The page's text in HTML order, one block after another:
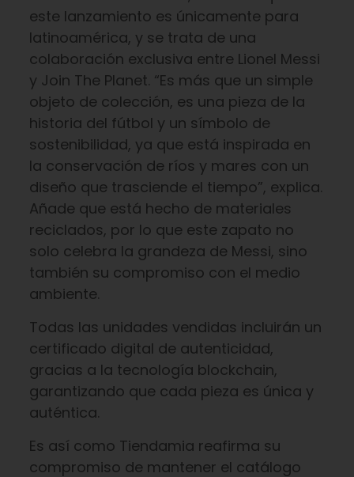
este lanzamiento es únicamente para
latinoamérica, y se trata de una
colaboración exclusiva entre Lionel Messi
y Join The Planet. “Es más que un simple
objeto de colección, es una pieza de la
historia del fútbol y un símbolo de
sostenibilidad, ya que está inspirada en
la conservación de ríos y mares con un
diseño que trasciende el tiempo”, explica.
Añade que está hecho de materiales
reciclados, por lo que este zapato no
solo celebra la grandeza de Messi, sino
también su compromiso con el medio
ambiente.
Todas las unidades vendidas incluirán un
certificado digital de autenticidad,
gracias a la tecnología blockchain,
garantizando que cada pieza es única y
auténtica.
Es así como Tiendamia reafirma su
compromiso de mantener el catálogo